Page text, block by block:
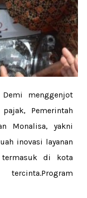
menggenjot
Pemerintah
Monalisa, yakni
inovasi layanan
di kota